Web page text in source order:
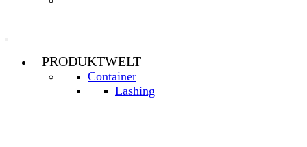
PRODUKTWELT
Container
Lashing